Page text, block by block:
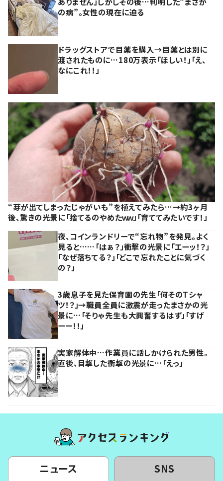
の病”。女性の現在に迫る
ドラッグストアで目薬を購入→目薬とは別に
渡されたものに…180万表示「ほしい！」「え、
なにこれ！！」
“芽が出てしまったじゃがいも”を植えてみたら…→約3ヶ月
後、驚きの光景に「捨てるのやめたｗｗ」「育ててみたいです！」
夜、コインランドリーで“忘れ物”を発見。よく
見ると……「はぁ？」衝撃の光景に「エーッ！？」
「なぜ落ちてる？」「どこで忘れたことに気づく
の？」
3歳息子を見た保育園の先生「何そのTシャ
ツ！？」→職員全員に激震が走ったまさかの光
景に…「そりゃ先生も大興奮するはず」「すげ
ーー！！」
実家解体中…作業員に話しかけられた男性。
直後、目撃した衝撃の光景に…「えっ」
ニュース SNS